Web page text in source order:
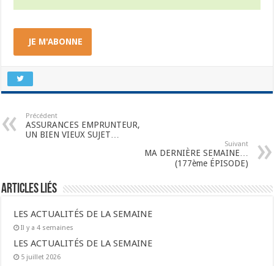
JE M'ABONNE
Précédent
ASSURANCES EMPRUNTEUR,
UN BIEN VIEUX SUJET…
Suivant
MA DERNIÈRE SEMAINE…
(177ème ÉPISODE)
Articles liés
LES ACTUALITÉS DE LA SEMAINE
Il y a 4 semaines
LES ACTUALITÉS DE LA SEMAINE
5 juillet 2026